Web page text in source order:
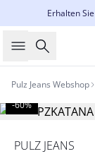
Erhalten
Suche
Pulz Jeans Webshop
-60%
PULZ JEANS